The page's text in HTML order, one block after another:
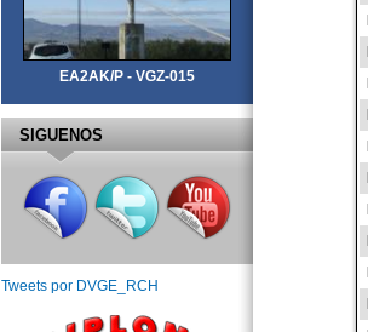
EA2AK/P - VGZ-015
SIGUENOS
Tweets por DVGE_RCH